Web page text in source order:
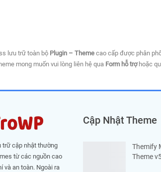
lưu trữ toàn bộ Plugin – Theme cao cấp được phân
mong muốn vui lòng liên hệ qua Form hỗ trợhoặc
trữ cập nhật thường
từ các nguồn cao
và an toàn. Ngoài ra
Cập Nhật Theme
Themify
Theme